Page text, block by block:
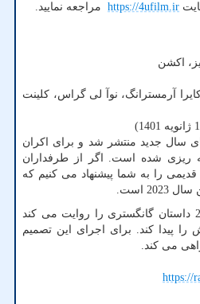
https://4ufilm.ir مراجعه نمایید.
اکشن
آرمسترانگ، نوآ لی گراس، کلینت
سال جدید منتشر شد و برای اکران
ریزی شده است. اگر از طرفداران
را به شما پیشنهاد می کنیم که
است.
این فیلم اکشن محصول 2023 داستان گانگستری را روایت می کند
پیدا کند. برای اجرای این تصمیم
می کند.
https://